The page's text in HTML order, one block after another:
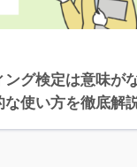
ング検定は意味が
使い方を徹底解